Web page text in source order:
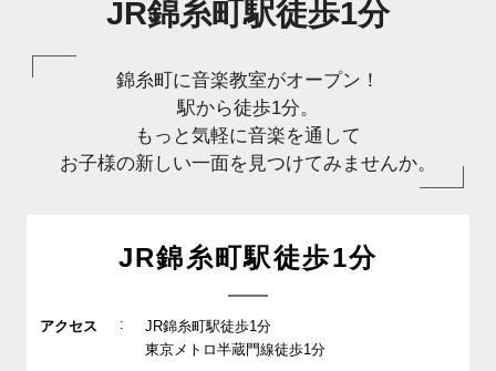
JR錦糸町駅徒歩1分
錦糸町に音楽教室がオープン！
駅から徒歩1分。
もっと気軽に音楽を通して
お子様の新しい一面を見つけてみませんか。
JR錦糸町駅徒歩1分
アクセス :
JR錦糸町駅徒歩1分
東京メトロ半蔵門線徒歩1分